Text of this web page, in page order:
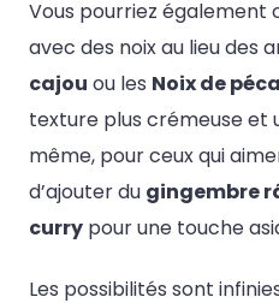
Vous pourriez également
avec des noix au lieu des
cajou ou les Noix de
texture plus crémeuse et
même, pour ceux qui
d’ajouter du gingembre
curry pour une touche
Les possibilités sont